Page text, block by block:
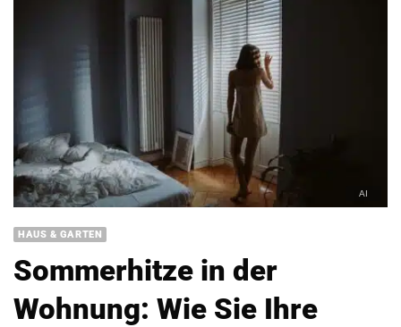
HAUS & GARTEN
Sommerhitze in der
Wohnung: Wie Sie Ihre